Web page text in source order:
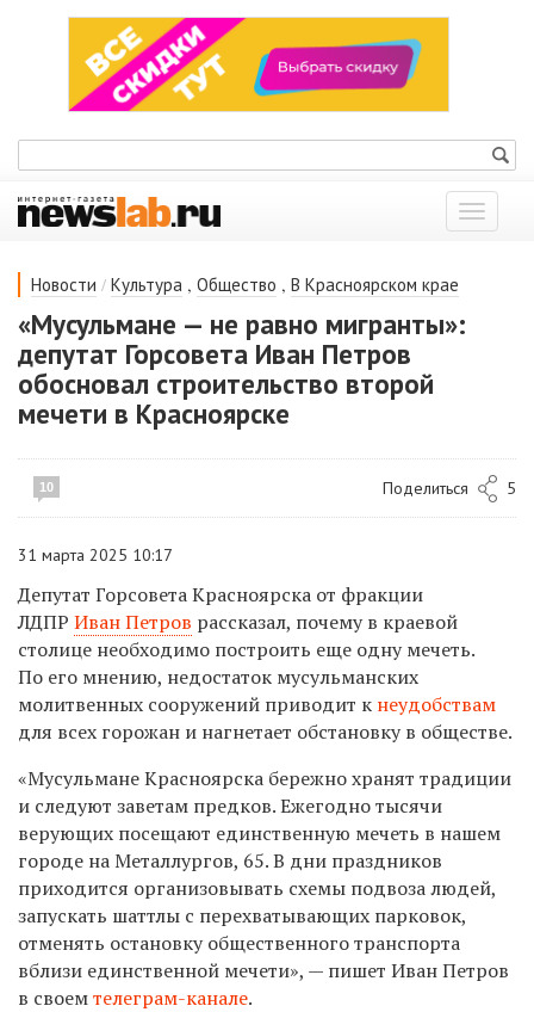
Показать
меню
Новости / Культура , Общество , В Красноярском крае
«Мусульмане — не равно мигранты»:
депутат Горсовета Иван Петров
обосновал строительство второй
мечети в Красноярске
10 Поделиться 5
31 марта 2025 10:17
Депутат Горсовета Красноярска от фракции
ЛДПР Иван Петров рассказал, почему в краевой
столице необходимо построить еще одну мечеть.
По его мнению, недостаток мусульманских
молитвенных сооружений приводит к неудобствам
для всех горожан и нагнетает обстановку в обществе.
«Мусульмане Красноярска бережно хранят традиции
и следуют заветам предков. Ежегодно тысячи
верующих посещают единственную мечеть в нашем
городе на Металлургов, 65. В дни праздников
приходится организовывать схемы подвоза людей,
запускать шаттлы с перехватывающих парковок,
отменять остановку общественного транспорта
вблизи единственной мечети», — пишет Иван Петров
в своемтелеграм-канале.